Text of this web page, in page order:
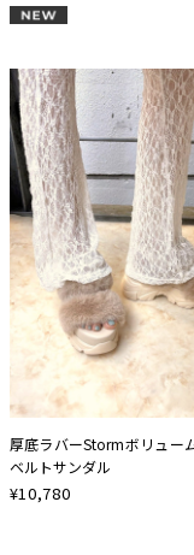
厚底ラバーStormボリュー
ベルトサンダル
¥10,780